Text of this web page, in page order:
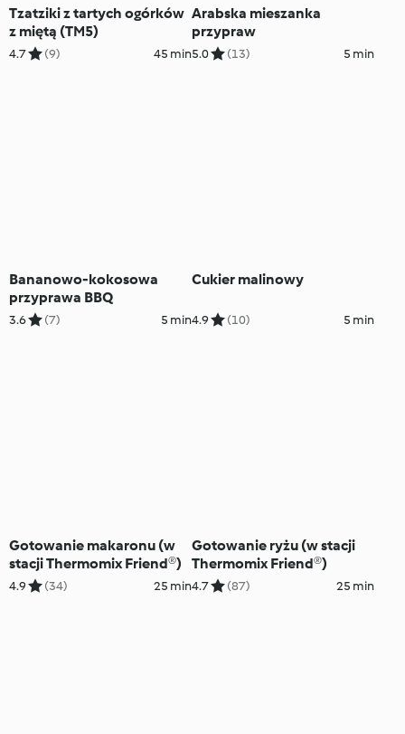
Tzatziki z tartych ogórków
z miętą (TM5)
4.7 (9) 45 min
Arabska mieszanka
przypraw
5.0 (13) 5 min
Bananowo-kokosowa
przyprawa BBQ
3.6 (7) 5 min
Cukier malinowy
4.9 (10) 5 min
Gotowanie makaronu (w
stacji Thermomix Friend®)
4.9 (34) 25 min
Gotowanie ryżu (w stacji
Thermomix Friend®)
4.7 (87) 25 min